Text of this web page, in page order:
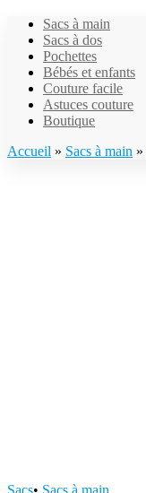
Sacs à main
Sacs à dos
Pochettes
Bébés et enfants
Couture facile
Astuces couture
Boutique
Accueil » Sacs à main »
Sacs• Sacs à main